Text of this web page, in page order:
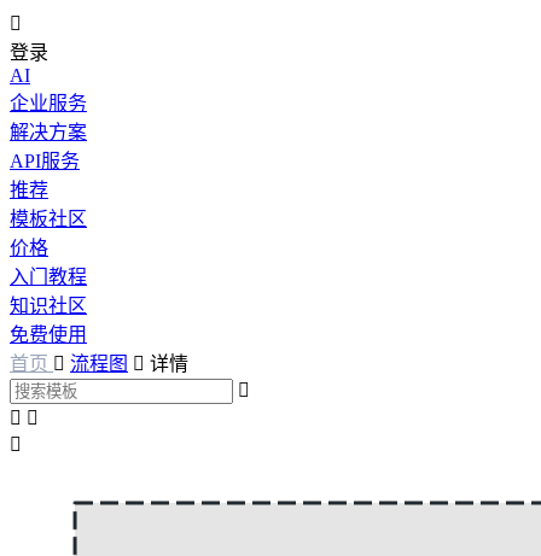

登录
AI
企业服务
解决方案
API服务
推荐
模板社区
价格
入门教程
知识社区
免费使用
首页  流程图  详情

 
